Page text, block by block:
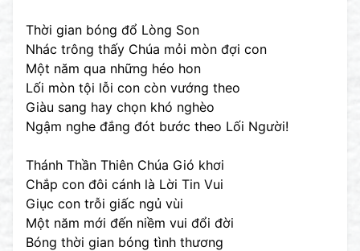
Thời gian bóng đổ Lòng Son
Nhác trông thấy Chúa mỏi mòn đợi con
Một năm qua những héo hon
Lối mòn tội lỗi con còn vướng theo
Giàu sang hay chọn khó nghèo
Ngậm nghe đắng đót bước theo Lối Người!
Thánh Thần Thiên Chúa Gió khơi
Chắp con đôi cánh là Lời Tin Vui
Giục con trỗi giấc ngủ vùi
Một năm mới đến niềm vui đổi đời
Bóng thời gian bóng tình thương